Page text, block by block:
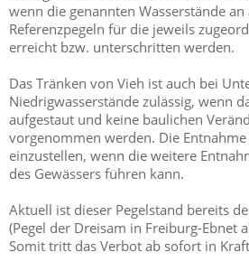
wenn die genannten Wasserstände
Referenzpegeln für die jeweils
erreicht bzw. unterschritten werden.
Das Tränken von Vieh ist auch bei
Niedrigwasserstände zulässig, wenn
aufgestaut und keine baulichen
vorgenommen werden. Die
einzustellen, wenn die weitere
des Gewässers führen kann.
Aktuell ist dieser Pegelstand bereits
(Pegel der Dreisam in Freiburg-Ebnet
Somit tritt das Verbot ab sofort in